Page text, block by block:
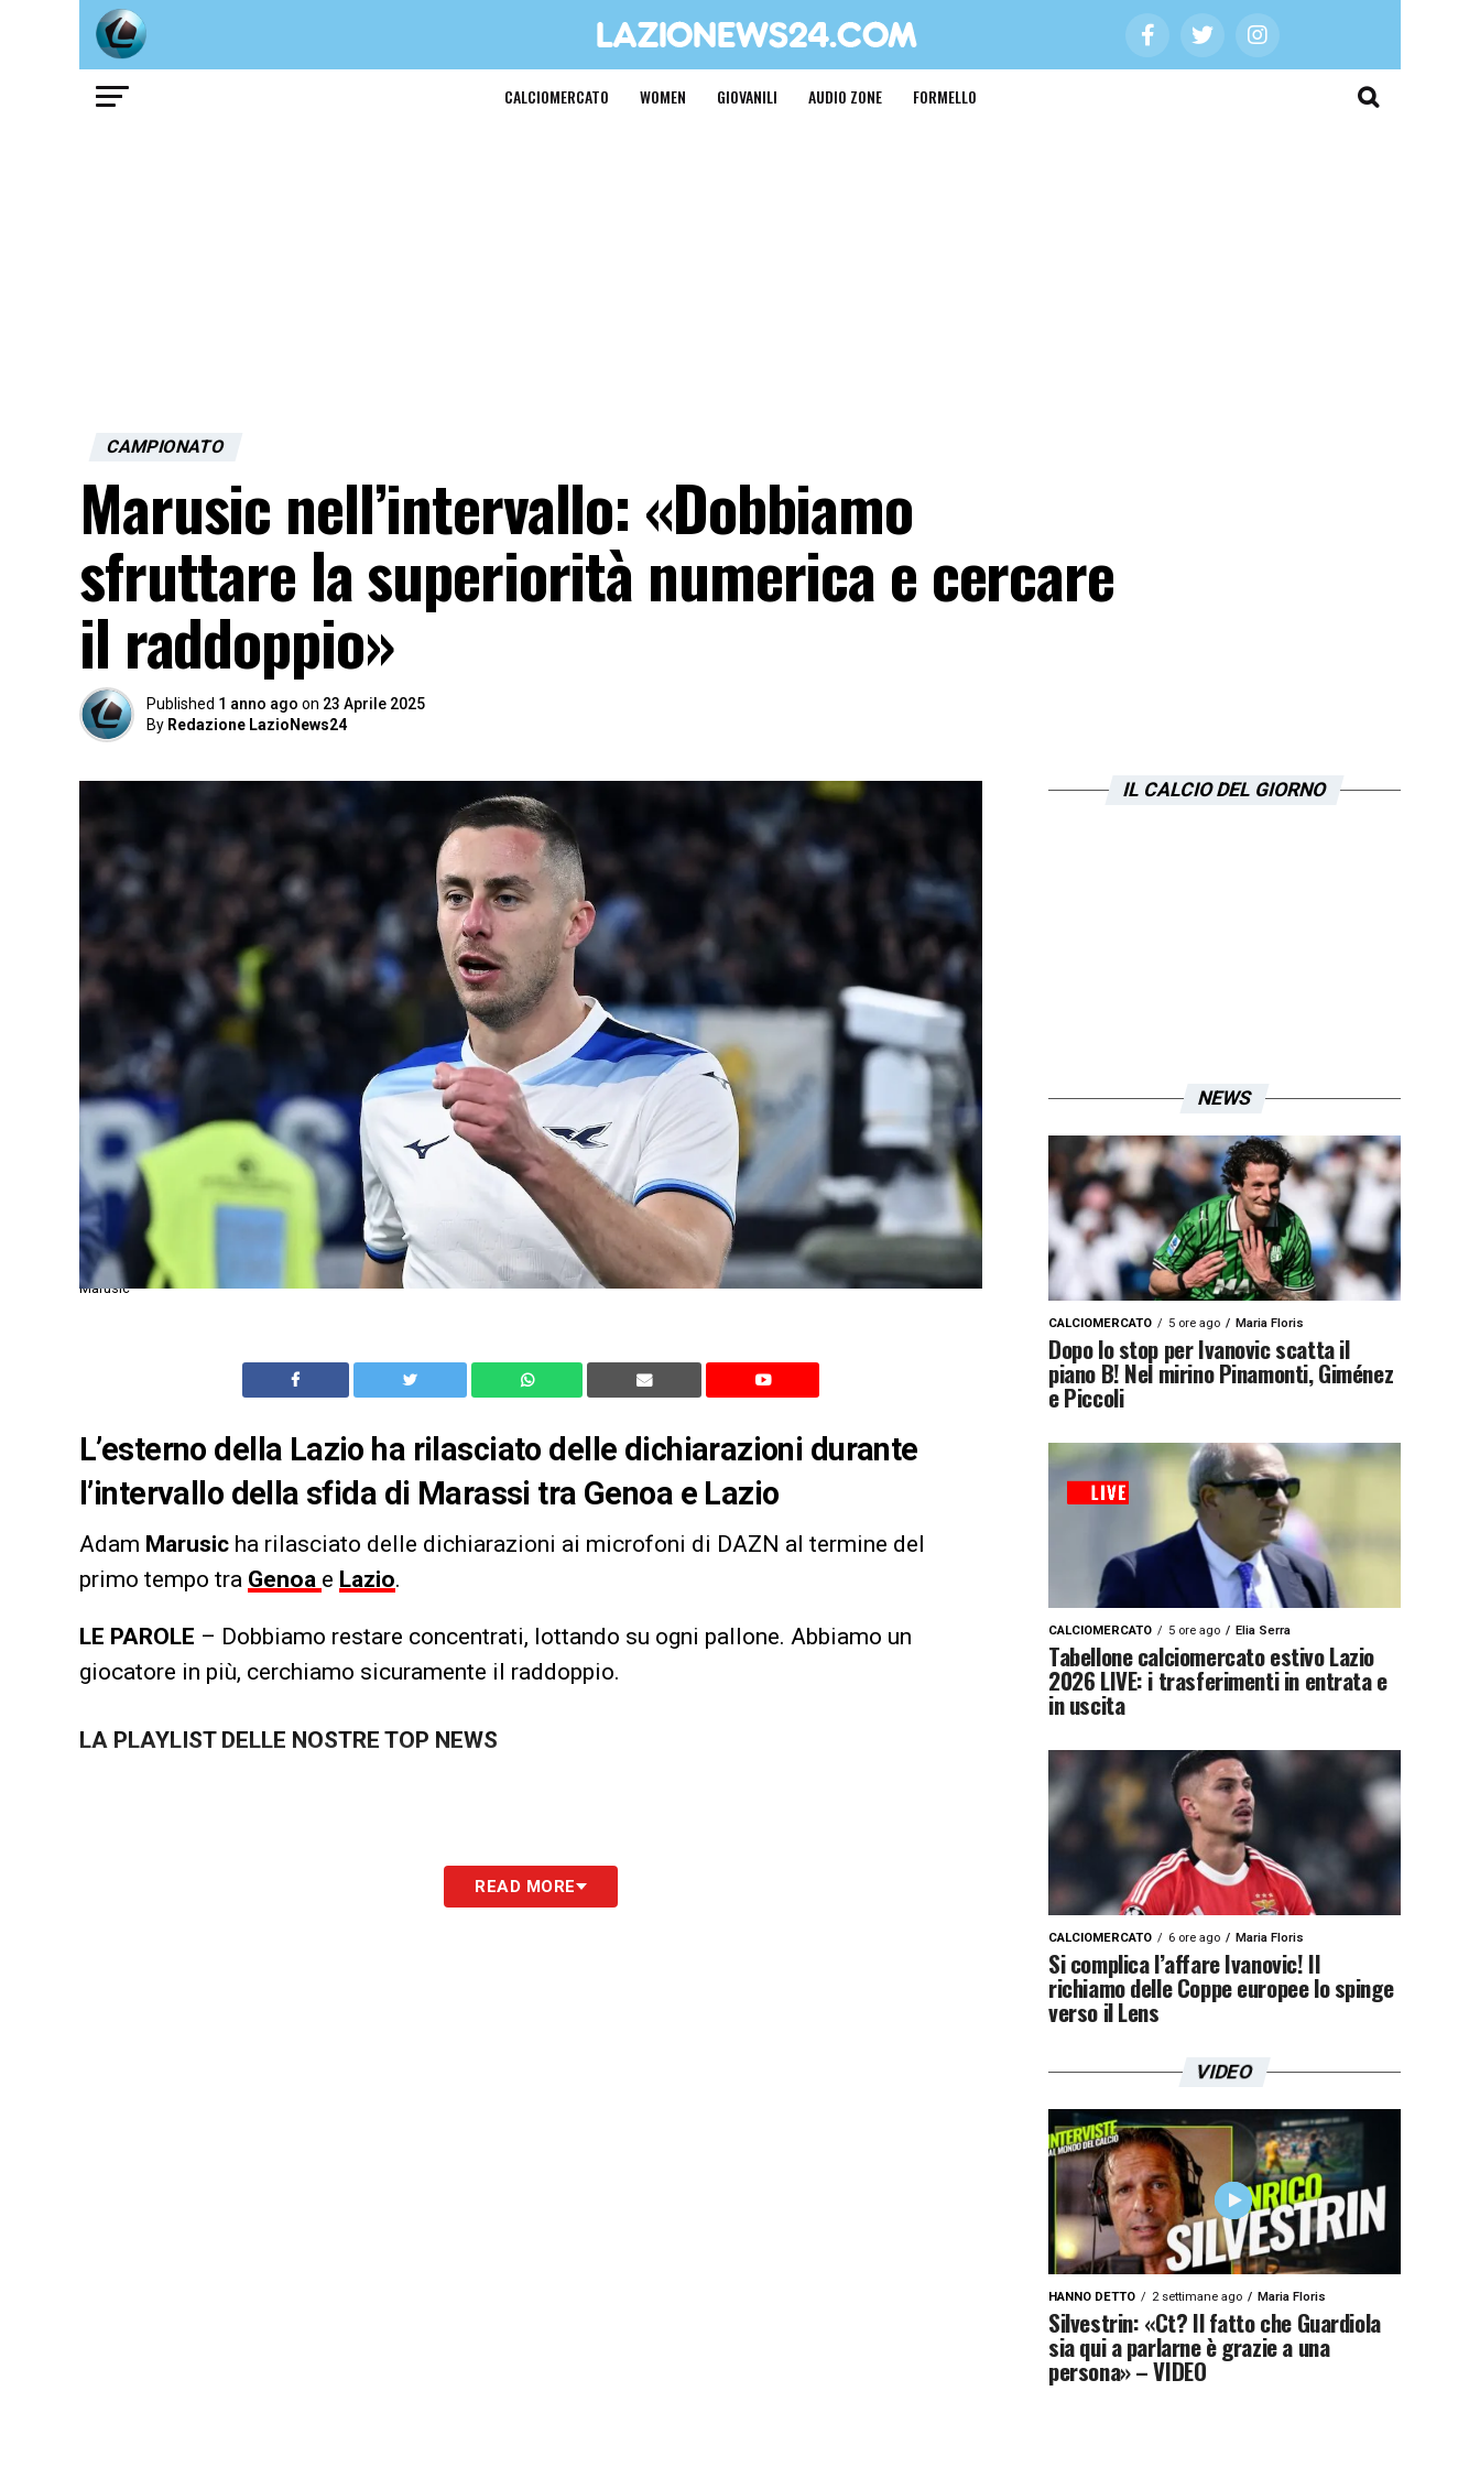
CALCIOMERCATO WOMEN GIOVANILI AUDIO ZONE FORMELLO
CAMPIONATO
Marusic nell’intervallo: «Dobbiamo
sfruttare la superiorità numerica e cercare
il raddoppio»
Published 1 anno ago on 23 Aprile 2025
By Redazione LazioNews24
Marusic
L’esterno della Lazio ha rilasciato delle dichiarazioni durante
l’intervallo della sfida di Marassi tra Genoa e Lazio
Adam Marusic ha rilasciato delle dichiarazioni ai microfoni di DAZN al termine del
primo tempo tra Genoa e Lazio.
LE PAROLE – Dobbiamo restare concentrati, lottando su ogni pallone. Abbiamo un
giocatore in più, cerchiamo sicuramente il raddoppio.
LA PLAYLIST DELLE NOSTRE TOP NEWS
READ MORE
IL CALCIO DEL GIORNO
NEWS
CALCIOMERCATO 5 ore ago Maria Floris
Dopo lo stop per Ivanovic scatta il
piano B! Nel mirino Pinamonti, Giménez
e Piccoli
CALCIOMERCATO 5 ore ago Elia Serra
Tabellone calciomercato estivo Lazio
2026 LIVE: i trasferimenti in entrata e
in uscita
CALCIOMERCATO 6 ore ago Maria Floris
Si complica l’affare Ivanovic! Il
richiamo delle Coppe europee lo spinge
verso il Lens
VIDEO
HANNO DETTO 2 settimane ago Maria Floris
Silvestrin: «Ct? Il fatto che Guardiola
sia qui a parlarne è grazie a una
persona» – VIDEO